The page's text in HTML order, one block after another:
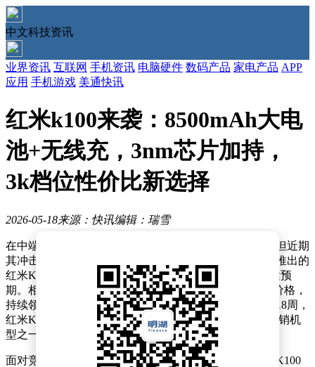
中文科技资讯
业界资讯 互联网 手机资讯 电脑硬件 数码产品 家电产品 APP
应用 手机游戏 美通快讯
红米k100来袭：8500mAh大电
池+无线充，3nm芯片加持，
3k档位性价比新选择
2026-05-18来源：快讯编辑：瑞雪
在中端智能手机市场，红米系列始终以高性价比著称，但近期
其冲击高端市场的尝试遭遇了消费者认知的挑战。最新推出的
红米K90 Pro Max因定价偏高，市场反响平平，销量未达预
期。相比之下，红米K90标准版凭借均衡的配置与亲民价格，
持续领跑中端市场。据第三方数据统计，截至2026年第18周，
红米K90系列累计销量突破188万部，成为同价位段最畅销机
型之一。
面对竞争加剧的中端市场，红米正加速筹备下一代产品K100